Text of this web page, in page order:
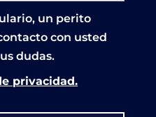
un perito
con usted
dudas.
privacidad.